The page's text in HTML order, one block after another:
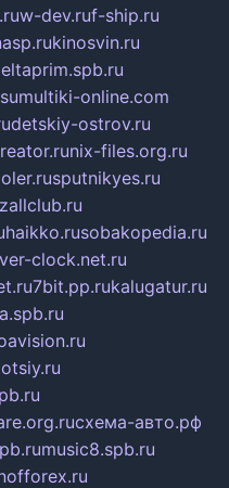
w-dev.ruf-ship.ru
kinosvin.ru
multiki-online.com
detskiy-ostrov.ru
nix-files.org.ru
sputnikyes.ru
zallclub.ru
haikko.rusobakopedia.ru
clock.net.ru
7bit.pp.rukalugatur.ru
схема-авто.рф
music8.spb.ru